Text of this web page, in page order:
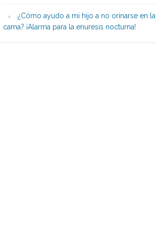
¿Cómo ayudo a mi hijo a no orinarse en la
cama? ¡Alarma para la enuresis nocturna!